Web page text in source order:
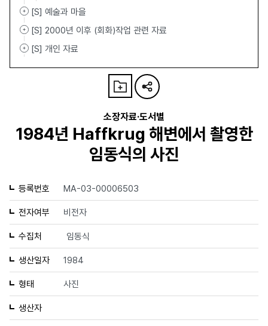
[S] 예술과 마을
[S] 2000년 이후 (회화)작업 관련 자료
[S] 개인 자료
소장자료·도서별
1984년 Haffkrug 해변에서 촬영한
임동식의 사진
등록번호 MA-03-00006503
전자여부 비전자
수집처 임동식
생산일자 1984
형태 사진
생산자